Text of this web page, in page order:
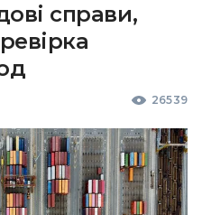
справи,
26539